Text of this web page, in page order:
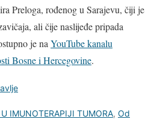
Preloga, rođenog u Sarajevu, čiji je
ali čije naslijeđe pripada
je na YouTube kanalu
Bosne i Hercegovine.
U IMUNOTERAPIJI TUMORA, Od